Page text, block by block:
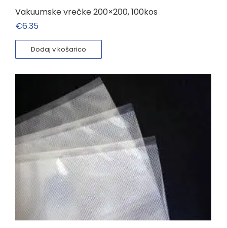
Vakuumske vrečke 200×200, 100kos
€6.35
Dodaj v košarico